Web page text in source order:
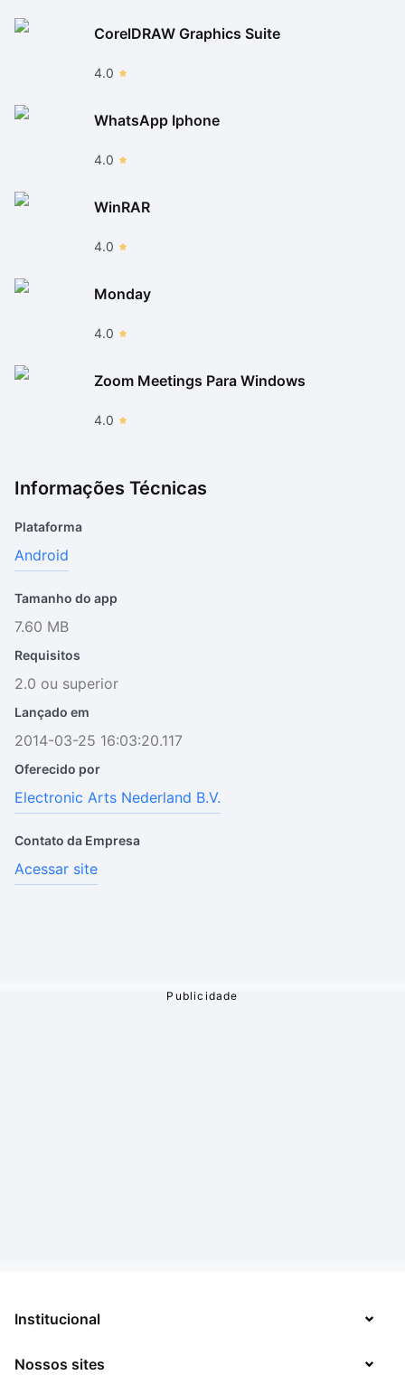
CorelDRAW Graphics Suite
4.0
WhatsApp Iphone
4.0
WinRAR
4.0
Monday
4.0
Zoom Meetings Para Windows
4.0
Informações Técnicas
Plataforma
Android
Tamanho do app
7.60 MB
Requisitos
2.0 ou superior
Lançado em
2014-03-25 16:03:20.117
Oferecido por
Electronic Arts Nederland B.V.
Contato da Empresa
Acessar site
Institucional
Sobre
Nossos sites